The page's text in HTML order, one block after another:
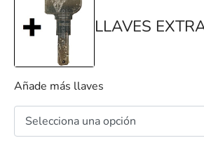
LLAVES
Añade más llaves